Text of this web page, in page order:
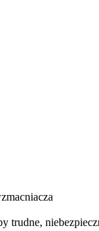
trudne,